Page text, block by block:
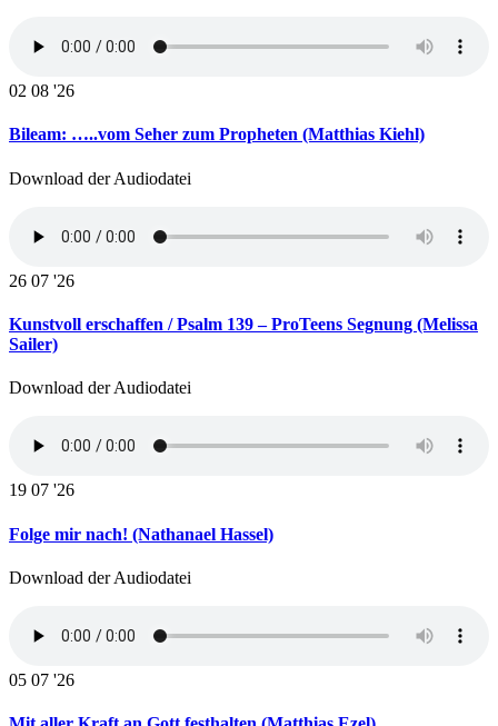
02 08 '26
Bileam: …..vom Seher zum Propheten (Matthias Kiehl)
Download der Audiodatei
26 07 '26
Kunstvoll erschaffen / Psalm 139 – ProTeens Segnung (Melissa
Sailer)
Download der Audiodatei
19 07 '26
Folge mir nach! (Nathanael Hassel)
Download der Audiodatei
05 07 '26